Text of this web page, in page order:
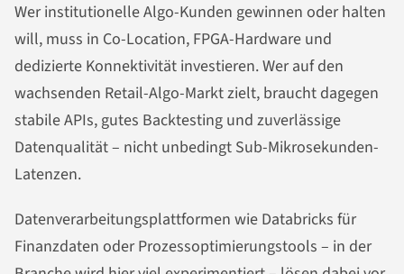
Wer institutionelle Algo-Kunden gewinnen oder halten
will, muss in Co-Location, FPGA-Hardware und
dedizierte Konnektivität investieren. Wer auf den
wachsenden Retail-Algo-Markt zielt, braucht dagegen
stabile APIs, gutes Backtesting und zuverlässige
Datenqualität – nicht unbedingt Sub-Mikrosekunden-
Latenzen.
Datenverarbeitungsplattformen wie Databricks für
Finanzdaten oder Prozessoptimierungstools – in der